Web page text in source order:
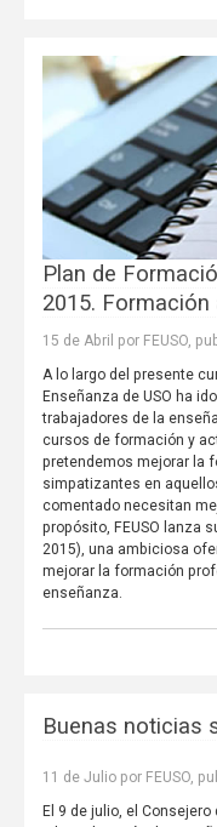
Plan de
2015.
15 de Abril por FEUSO,
A lo largo del presente
Enseñanza de USO ha
trabajadores de la
cursos de formación y
pretendemos mejorar la
simpatizantes en
comentado necesitan
propósito, FEUSO lanza
2015), una ambiciosa
mejorar la formación
enseñanza.
Buenas noticias
11 de Julio por FEUSO,
El 9 de julio, el